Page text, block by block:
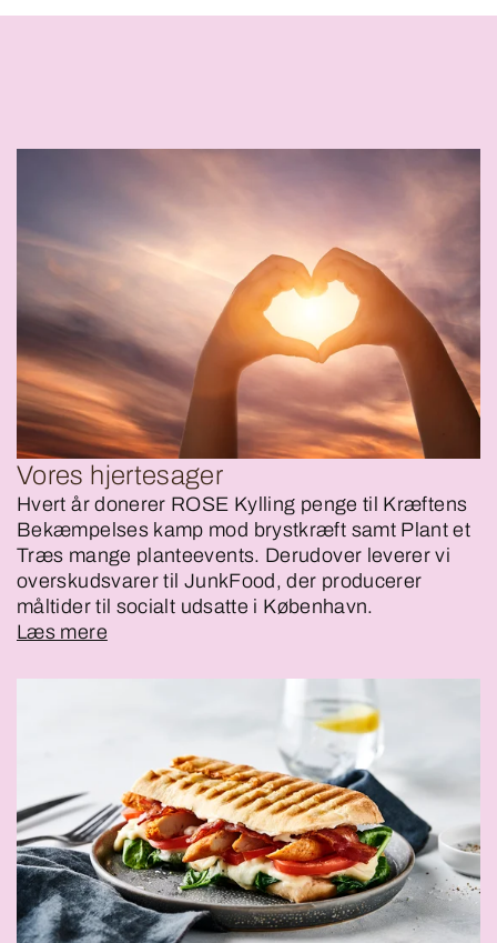
Vores hjertesager
Hvert år donerer ROSE Kylling penge til Kræftens
Bekæmpelses kamp mod brystkræft samt Plant et
Træs mange planteevents. Derudover leverer vi
overskudsvarer til JunkFood, der producerer
måltider til socialt udsatte i København.
Læs mere